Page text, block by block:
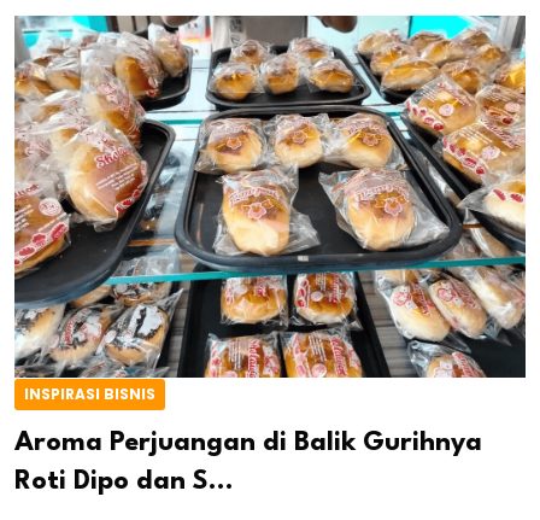
INSPIRASI BISNIS
Aroma Perjuangan di Balik Gurihnya
Roti Dipo dan S...